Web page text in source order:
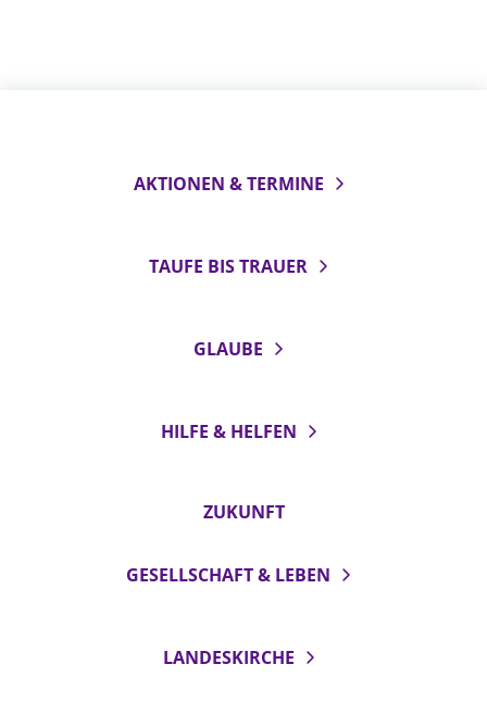
AKTIONEN & TERMINE
TAUFE BIS TRAUER
GLAUBE
HILFE & HELFEN
ZUKUNFT
GESELLSCHAFT & LEBEN
LANDESKIRCHE